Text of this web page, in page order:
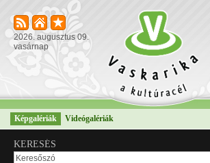
2026. augusztus 09.
vasárnap
Képgalériák Videógalériák
KERESÉS